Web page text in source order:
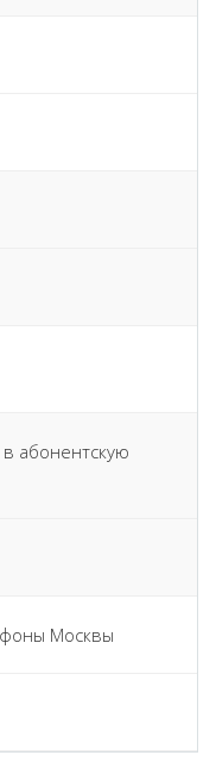
абонентскую
Москвы